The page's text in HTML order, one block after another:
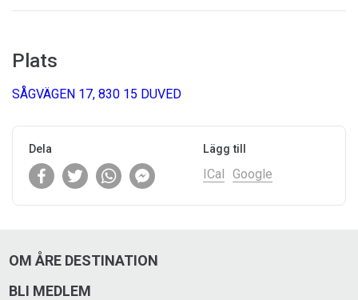
Plats
SÅGVÄGEN 17, 830 15 DUVED
Dela Lägg till
ICal Google
OM ÅRE DESTINATION
BLI MEDLEM